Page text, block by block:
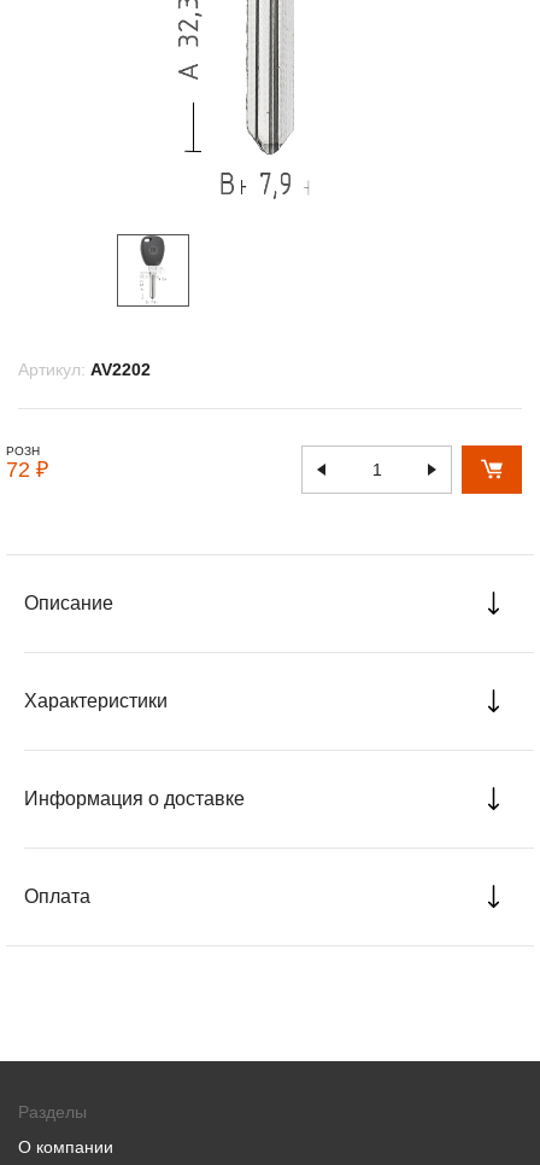
Артикул: AV2202
РОЗН
72 ₽
Описание
Характеристики
Информация о доставке
Оплата
Разделы
О компании